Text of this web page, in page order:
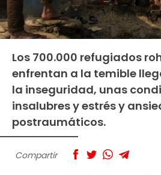
Los 700.000 refugiados
enfrentan a la temible
la inseguridad, unas
insalubres y estrés y
postraumáticos.
Compartir